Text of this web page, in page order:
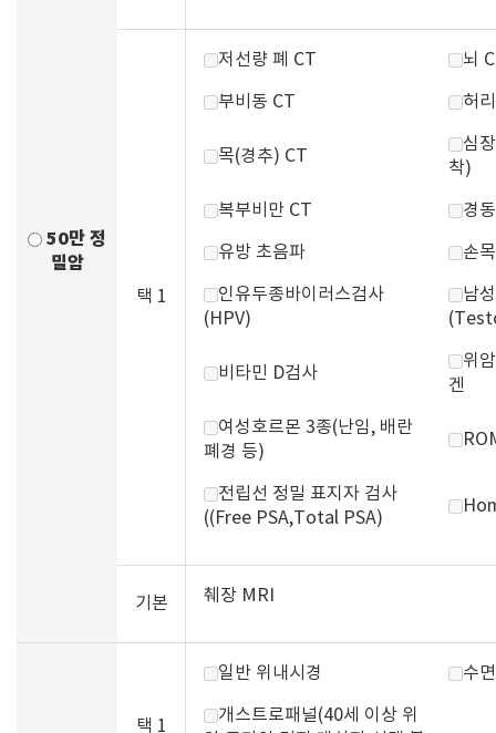
50만 정
밀암
택 1
저선량 폐 CT 뇌
부비동 CT 허
목(경추) CT
심
착)
복부비만 CT 경
유방 초음파 손
인유두종바이러스검사
(HPV)
남
비타민 D검사
위
겐
여성호르몬 3종(난임, 배란
폐경 등)
전립선 정밀 표지자 검사
((Free PSA,Total PSA)
기본 췌장 MRI
택 1
일반 위내시경 수
개스트로패널(40세 이상 위